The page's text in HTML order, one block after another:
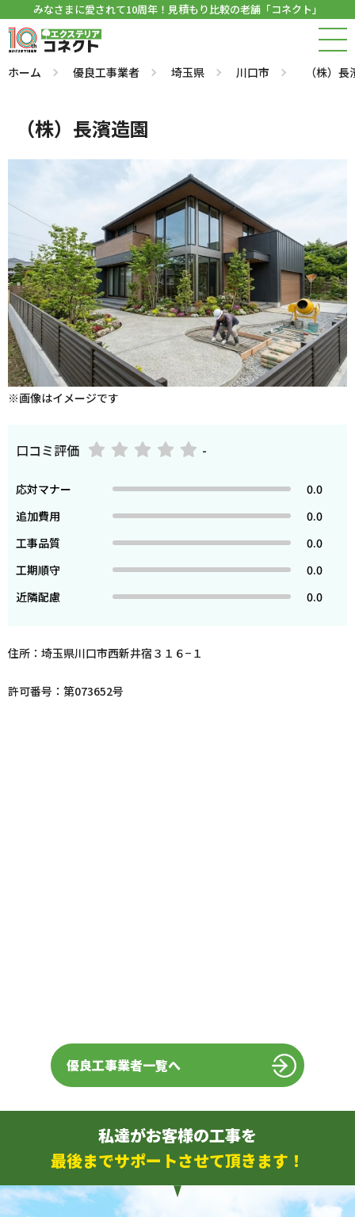
みなさまに愛されて10周年！見積もり比較の老舗「コネクト」
ホーム 優良工事業者 埼玉県 川口市 （株）
（株）長濱造園
※画像はイメージです
口コミ評価 -
応対マナー
0.0
追加費用
0.0
工事品質
0.0
工期順守
0.0
近隣配慮
0.0
住所：埼玉県川口市西新井宿３１６−１
許可番号：第073652号
優良工事業者一覧へ
私達がお客様の工事を
最後までサポートさせて頂きます！